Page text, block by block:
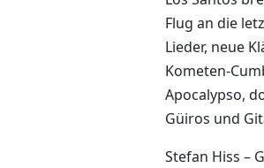
Flug an die
Lieder, neue
Kometen-
Apocalypso,
Güiros und
Stefan Hiss –